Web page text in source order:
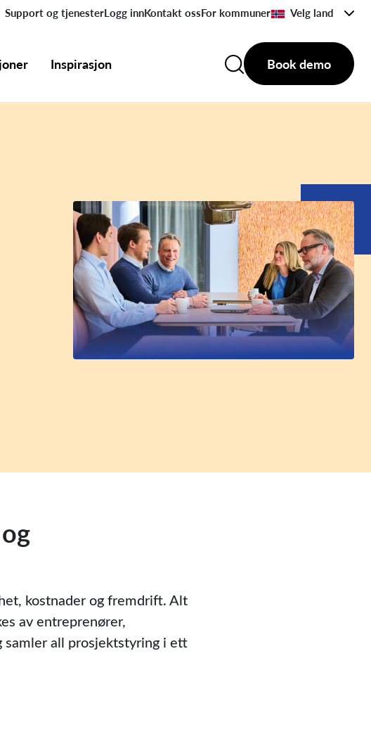
Support og tjenesterLogg innKontakt ossFor kommuner Velg land
Inspirasjon Book demo
kostnader og fremdrift. Alt
av entreprenører,
samler all prosjektstyring i ett